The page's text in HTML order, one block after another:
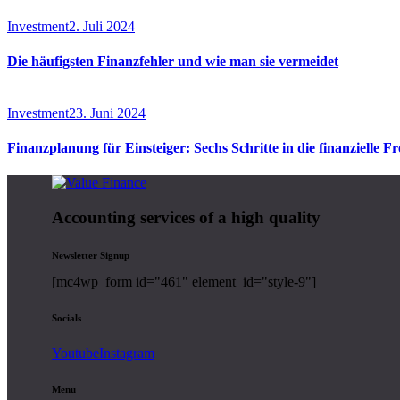
Investment2. Juli 2024
Die häufigsten Finanzfehler und wie man sie vermeidet
Investment23. Juni 2024
Finanzplanung für Einsteiger: Sechs Schritte in die finanzielle
Accounting services of a high quality
Newsletter Signup
[mc4wp_form id="461" element_id="style-9"]
Socials
YoutubeInstagram
Menu